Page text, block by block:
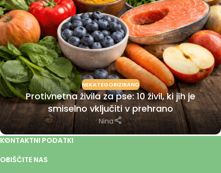
NEKATEGORIZIRANO
Protivnetna živila za pse: 10 živil, ki jih je
smiselno vključiti v prehrano
Nina
KONTAKTNI PODATKI
OBIŠČITE NAS